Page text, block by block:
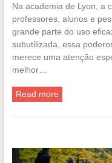
Na academia de Lyon, a
professores, alunos e
grande parte do uso
subutilizada, essa
merece uma atenção
melhor…
Read more